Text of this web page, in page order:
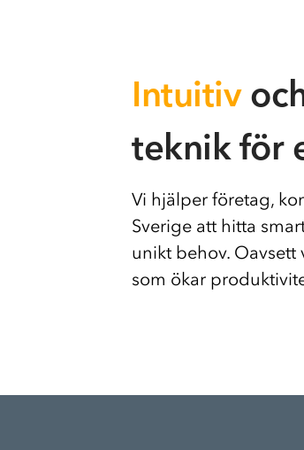
Intuitiv
teknik för
Vi hjälper företag,
Sverige att hitta
unikt behov.
som ökar